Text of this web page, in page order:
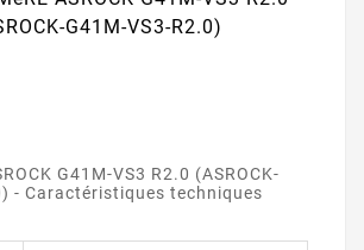
G41M-VS3 R2.0 (ASROCK-
- Caractéristiques techniques